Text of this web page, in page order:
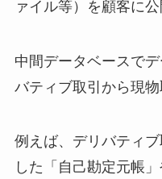
ァイル等）を顧客に
中間データベースで
バティブ取引から現物
例えば、デリバティ
した「自己勘定元帳